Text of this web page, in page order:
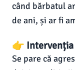
când bărbatul
de ani, și ar fi
👉
Se pare că